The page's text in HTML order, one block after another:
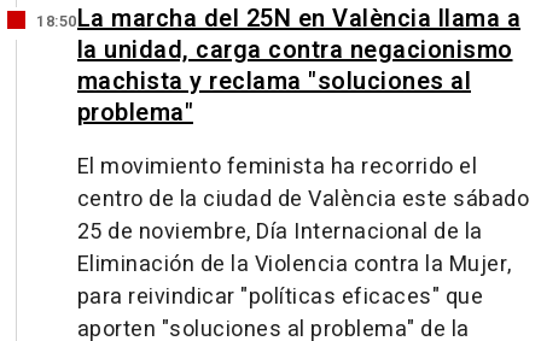
18:50La marcha del 25N en València llama a
la unidad, carga contra negacionismo
machista y reclama "soluciones al
problema"
El movimiento feminista ha recorrido el
centro de la ciudad de València este sábado
25 de noviembre, Día Internacional de la
Eliminación de la Violencia contra la Mujer,
para reivindicar "políticas eficaces" que
aporten "soluciones al problema" de la